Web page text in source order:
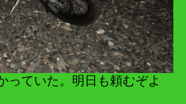
っていた。明日も頼むぞよ